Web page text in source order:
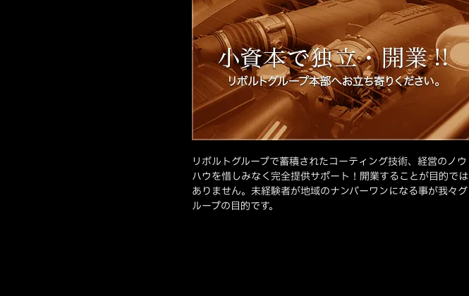
リボルトグループで蓄積されたコーティング技術、経営のノウ
ハウを惜しみなく完全提供サポート！開業することが目的では
ありません。未経験者が地域のナンバーワンになる事が我々グ
ループの目的です。